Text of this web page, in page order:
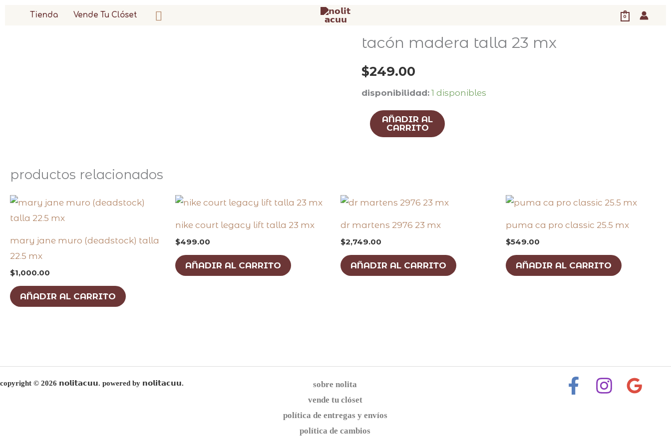
Tienda Vende Tu Clóset buscar 0
tacón madera talla 23 mx
$249.00
disponibilidad: 1 disponibles
tacón
talla
23
cantidad
AÑADIR AL
CARRITO
productos relacionados
mary jane muro (deadstock) talla
22.5 mx
$1,000.00
AÑADIR AL CARRITO
nike court legacy lift talla 23 mx
$499.00
AÑADIR AL CARRITO
dr martens 2976 23 mx
$2,749.00
AÑADIR AL CARRITO
puma ca pro classic 25.5 mx
$549.00
AÑADIR AL CARRITO
copyright © 2026 𝗻𝗼𝗹𝗶𝘁𝗮𝗰𝘂𝘂. powered by 𝗻𝗼𝗹𝗶𝘁𝗮𝗰𝘂𝘂.
sobre nolita
vende tu clóset
política de entregas y envíos
política de cambios